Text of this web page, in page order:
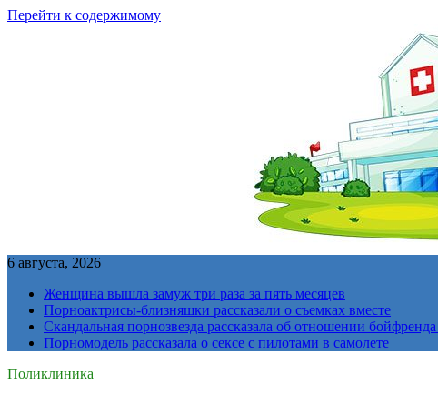
Перейти к содержимому
6 августа, 2026
Женщина вышла замуж три раза за пять месяцев
Порноактрисы-близняшки рассказали о съемках вместе
Скандальная порнозвезда рассказала об отношении бойфренда
Порномодель рассказала о сексе с пилотами в самолете
Поликлиника